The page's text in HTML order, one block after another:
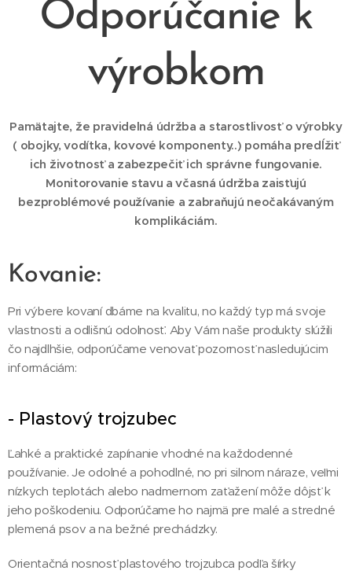
Odporúčanie k
výrobkom
Pamätajte, že pravidelná údržba a starostlivosť o výrobky
( obojky, vodítka, kovové komponenty..) pomáha predĺžiť
ich životnosť a zabezpečiť ich správne fungovanie.
Monitorovanie stavu a včasná údržba zaisťujú
bezproblémové používanie a zabraňujú neočakávaným
komplikáciám.
Kovanie:
Pri výbere kovaní dbáme na kvalitu, no každý typ má svoje
vlastnosti a odlišnú odolnosť. Aby Vám naše produkty slúžili
čo najdlhšie, odporúčame venovať pozornosť nasledujúcim
informáciám:
- Plastový trojzubec
Ľahké a praktické zapínanie vhodné na každodenné
používanie. Je odolné a pohodlné, no pri silnom náraze, veľmi
nízkych teplotách alebo nadmernom zaťažení môže dôjsť k
jeho poškodeniu. Odporúčame ho najmä pre malé a stredné
plemená psov a na bežné prechádzky.
Orientačná nosnosť plastového trojzubca podľa šírky